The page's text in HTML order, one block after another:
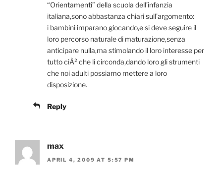
“Orientamenti” della scuola dell’infanzia
italiana,sono abbastanza chiari sull’argomento:
i bambini imparano giocando,e si deve seguire il
loro percorso naturale di maturazione,senza
anticipare nulla,ma stimolando il loro interesse per
tutto ciÃ² che li circonda,dando loro gli strumenti
che noi adulti possiamo mettere a loro
disposizione.
Reply
max
APRIL 4, 2009 AT 5:57 PM